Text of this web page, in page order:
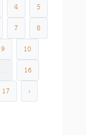
4
5
7
8
9
10
...
16
17
›